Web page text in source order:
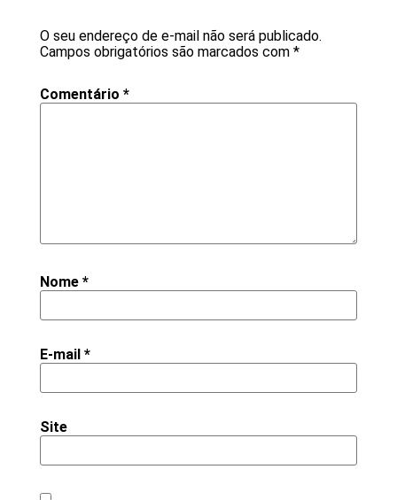
O seu endereço de e-mail não será publicado.
Campos obrigatórios são marcados com *
Comentário *
Nome *
E-mail *
Site